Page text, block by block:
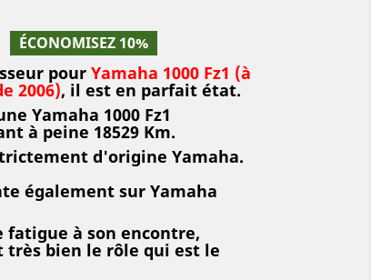
ÉCONOMISEZ 10%
pour Yamaha 1000 Fz1 (à
2006), il est en parfait état.
Yamaha 1000 Fz1
à peine 18529 Km.
d'origine Yamaha.
également sur Yamaha
fatigue à son encontre,
très bien le rôle qui est le